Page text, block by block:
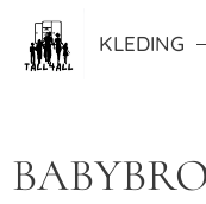
KLEDING